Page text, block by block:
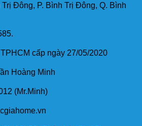
Đông, P. Bình Trị Đông, Q. Bình
cấp ngày 27/05/2020
Hoàng Minh
(Mr.Minh)